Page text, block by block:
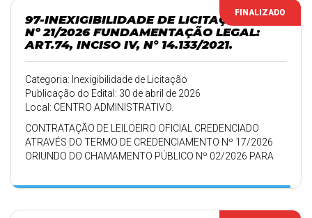
FINALIZADO
97-INEXIGIBILIDADE DE LICITAÇÃO
Nº 21/2026 FUNDAMENTAÇÃO LEGAL:
ART.74, INCISO IV, N° 14.133/2021.
Categoria: Inexigibilidade de Licitação
Publicação do Edital: 30 de abril de 2026
Local: CENTRO ADMINISTRATIVO.
CONTRATAÇÃO DE LEILOEIRO OFICIAL CREDENCIADO
ATRAVÉS DO TERMO DE CREDENCIAMENTO Nº 17/2026
ORIUNDO DO CHAMAMENTO PÚBLICO Nº 02/2026 PARA
ORGANIZAÇÃO E CONDUÇÃO DE LEILÃO PÚBLICO PARA
DE BOA VISTA DO INCRA.